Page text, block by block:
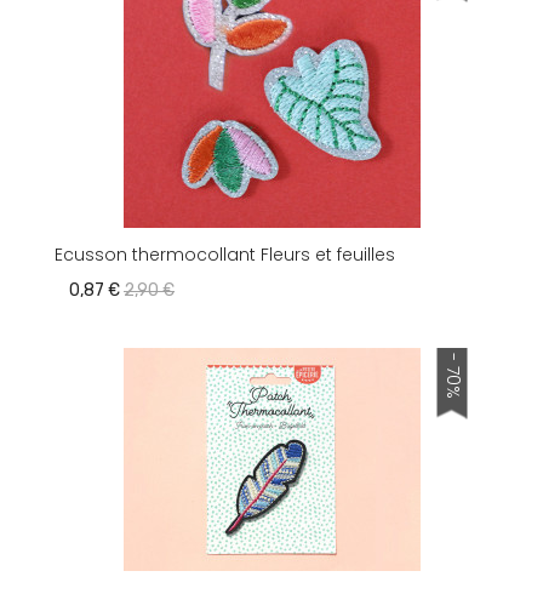
Ecusson thermocollant Fleurs et feuilles
0,87 €2,90 €
- 70%